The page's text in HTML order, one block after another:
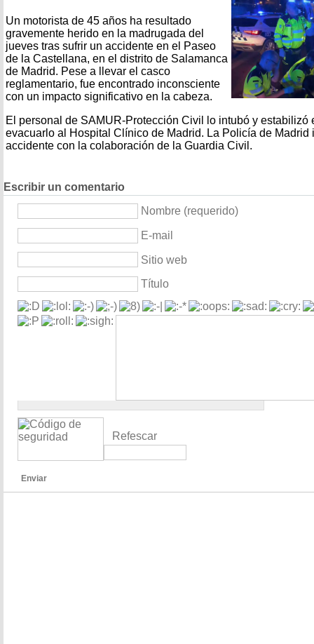
Un motorista de 45 años ha resultado
gravemente herido en la madrugada del
jueves tras sufrir un accidente en el Paseo
de la Castellana, en el distrito de Salamanca
de Madrid. Pese a llevar el casco
reglamentario, fue encontrado inconsciente
con un impacto significativo en la cabeza.
El personal de SAMUR-Protección Civil lo intubó y estabilizó
evacuarlo al Hospital Clínico de Madrid. La Policía de Madrid
accidente con la colaboración de la Guardia Civil.
Escribir un comentario
Nombre (requerido)
E-mail
Sitio web
Título
Refescar
Enviar